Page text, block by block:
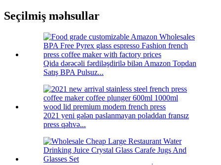
Seçilmiş məhsullar
Qida dərəcəli fərdiləşdirilə bilən Amazon Topdan
Satış BPA Pulsuz...
2021 yeni gələn paslanmayan poladdan fransız
press qəhvə...